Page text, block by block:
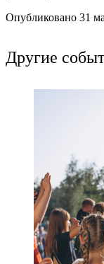
Опубликовано 31
Другие